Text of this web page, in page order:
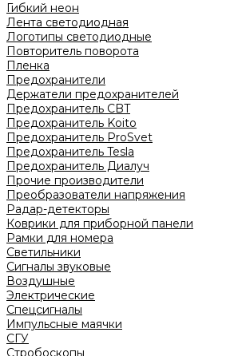
Гибкий неон
Лента светодиодная
Логотипы светодиодные
Повторитель поворота
Пленка
Предохранители
Держатели предохранителей
Предохранитель CBT
Предохранитель Koito
Предохранитель ProSvet
Предохранитель Tesla
Предохранитель Диалуч
Прочие производители
Преобразователи напряжения
Радар-детекторы
Коврики для приборной панели
Рамки для номера
Светильники
Сигналы звуковые
Воздушные
Электрические
Спецсигналы
Импульсные маячки
СГУ
Стробоскопы